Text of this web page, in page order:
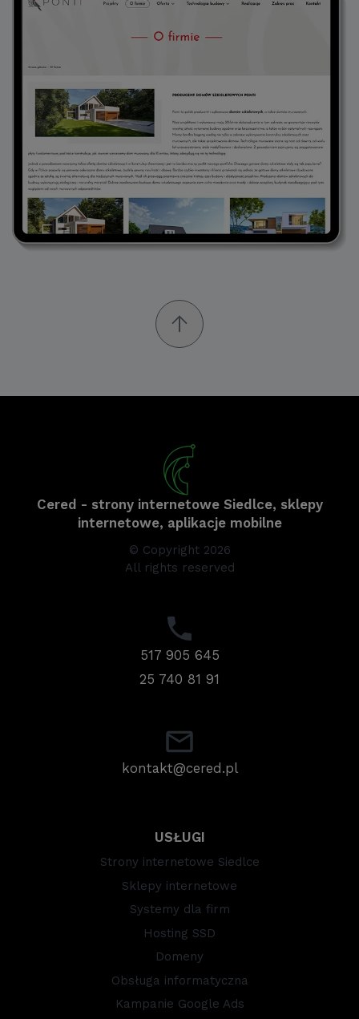
Cered - strony internetowe Siedlce, sklepy
internetowe, aplikacje mobilne
© Copyright 2026
All rights reserved
517 905 645
25 740 81 91
kontakt@cered.pl
USŁUGI
Strony internetowe Siedlce
Sklepy internetowe
Systemy dla firm
Hosting SSD
Domeny
Obsługa informatyczna
Kampanie Google Ads